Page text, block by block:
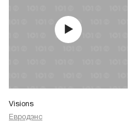
Visions
Евродэнс